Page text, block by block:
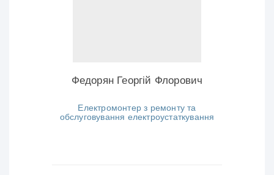
Федорян Георгій Флорович
Електромонтер з ремонту та
обслуговування електроустаткування